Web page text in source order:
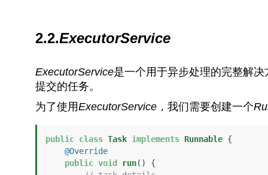
2.2.ExecutorService
ExecutorService是一个用于异步处理的完整解
提交的任务。
为了使用ExecutorService， 我们需要创建一个
public class Task implements Runnable {
@Override
public void run()
{